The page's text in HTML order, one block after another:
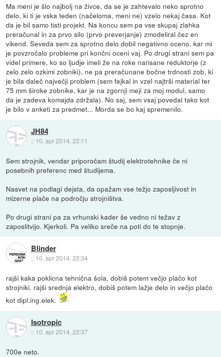
Ma meni je šlo najbolj na živce, da se je zahtevalo neko sprotno
delo, ki ti je vska teden (načeloma, meni ne) vzelo nekaj časa. Kot
da je bil samo tisti projekt. Na koncu sem pa vse skupaj zlahka
preračunal in za prvo silo (prvo preverjanje) zmodeliral čez en
vikend. Seveda sem za sprotno delo dobil negativno oceno, kar mi
je povzročalo probleme pri končni oceni vaj. Po drugi strani sem pa
videl primere, ko so ljudje imeli že na roke narisane reduktorje (z
zelo zelo ozkimi zobniki), ne pa preračunane bočne trdnosti zob, ki
je bila daleč največji problem (sem fejkal in vzel najtrši material ter
75 mm široke zobnike, kar je na zgornji meji za moj modul, samo
da je zadeva komajda zdržala). No saj, sem vsaj povedal tako kot
je bilo v anketi za predmet... Morda se bo kaj spremenilo.
JH84
:: 10. apr 2014, 22:11
Sem strojnik, vendar priporočam študij elektrotehnike če ni
posebnih preferenc med študijema.
Nasvet na podlagi dejsta, da opažam vse težjo zaposljivost in
mizerne plače na področju strojništva.
Po drugi strani pa za vrhunski kader še vedno ni težav z
zaposlitvijo. Kjerkoli. Pa veliko sreče na poti do te stopnje.
Blinder
:: 10. apr 2014, 22:34
rajši kaka poklicna tehnična šola, dobiš potem večjo plačo kot
strojniki. rajši srednja elektro, dobiš potem lažje delo in večjo plačo
kot dipl.ing.elek.
Isotropic
:: 10. apr 2014, 22:37
700e neto.